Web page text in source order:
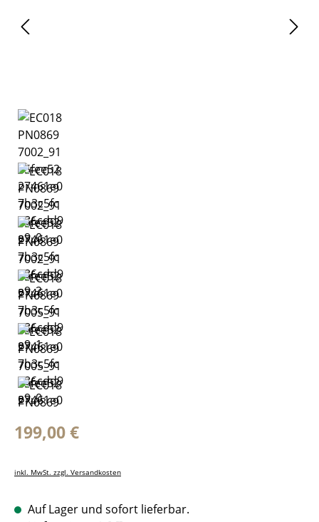
Regulärer Preis:
199,00 €
inkl. MwSt. zzgl. Versandkosten
Auf Lager und sofort lieferbar.